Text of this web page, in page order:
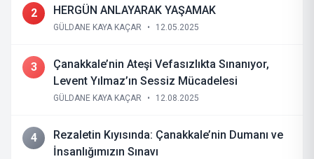
2 HERGÜN ANLAYARAK YAŞAMAK
GÜLDANE KAYA KAÇAR • 12.05.2025
3
Çanakkale’nin Ateşi Vefasızlıkta Sınanıyor,
Levent Yılmaz’ın Sessiz Mücadelesi
GÜLDANE KAYA KAÇAR • 12.08.2025
4
Rezaletin Kıyısında: Çanakkale’nin Dumanı ve
İnsanlığımızın Sınavı